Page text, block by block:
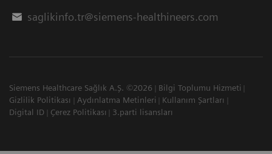
saglikinfo.tr@siemens-healthineers.com
Siemens Healthcare Sağlık A.Ş. ©2026
Bilgi Toplumu Hizmeti
Gizlilik Politikası
Aydınlatma Metinleri
Kullanım Şartları
Digital ID
Çerez Politikası 3.parti lisansları